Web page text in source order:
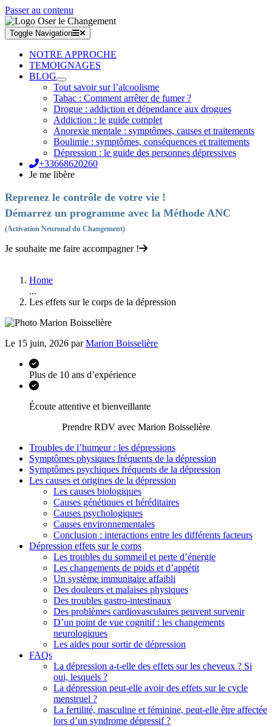
Passer au contenu
Toggle Navigation
NOTRE APPROCHE
TEMOIGNAGES
BLOG
Tout savoir sur l’alcoolisme
Tabac : Comment arrêter de fumer ?
Drogue : addiction et dépendance aux drogues
Addiction : le guide complet
Anorexie mentale : symptômes, causes et traitements
Boulimie : symptômes, conséquences et traitements
Dépression : le guide des personnes dépressives
+33668620260
Je me libère
Reprenez le contrôle de votre vie !
Démarrez un programme avec la Méthode ANC
(Activation Neuronal du Changement)
Je souhaite me faire accompagner !
Home
...
Les effets sur le corps de la dépression
Le 15 juin, 2026 parMarion Boisselière
Plus de 10 ans d’expérience
Écoute attentive et bienveillante
Prendre RDV avec Marion Boisselière
Troubles de l’humeur : les dépressions
Symptômes physiques fréquents de la dépression
Symptômes psychiques fréquents de la dépression
Les causes et origines de la dépression
Les causes biologiques
Causes génétiques et héréditaires
Causes psychologiques
Causes environnementales
Conclusion : interactions entre les différents facteurs
Dépression effets sur le corps
Les troubles du sommeil et perte d’énergie
Les changements de poids et d’appétit
Un système immunitaire affaibli
Des douleurs et malaises physiques
Des troubles gastro-intestinaux
Des problèmes cardiovasculaires peuvent survenir
D’un point de vue cognitif : les changements
neurologiques
Les aides pour sortir de dépression
FAQs
La dépression a-t-elle des effets sur les cheveux ? Si
oui, lesquels ?
La dépression peut-elle avoir des effets sur le cycle
menstruel ?
La fertilité, masculine et féminine, peut-elle être affectée
lors d’un syndrome dépressif ?